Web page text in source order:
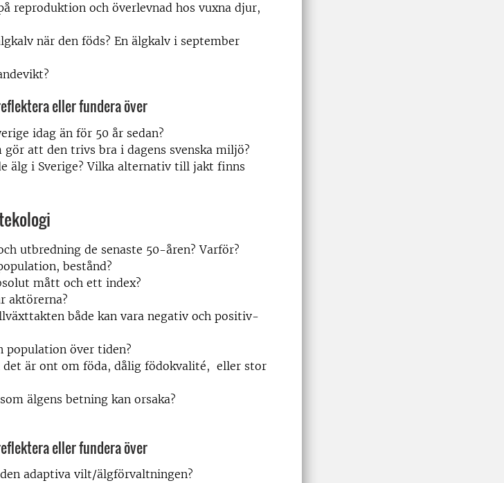
reproduktion och överlevnad hos vuxna djur,
när den föds? En älgkalv i september
eller fundera över
idag än för 50 år sedan?
att den trivs bra i dagens svenska miljö?
älg i Sverige? Vilka alternativ till jakt finns
utbredning de senaste 50-åren? Varför?
bestånd?
mått och ett index?
aktörerna?
både kan vara negativ och positiv-
population över tiden?
är ont om föda, dålig födokvalité, eller stor
älgens betning kan orsaka?
eller fundera över
adaptiva vilt/älgförvaltningen?